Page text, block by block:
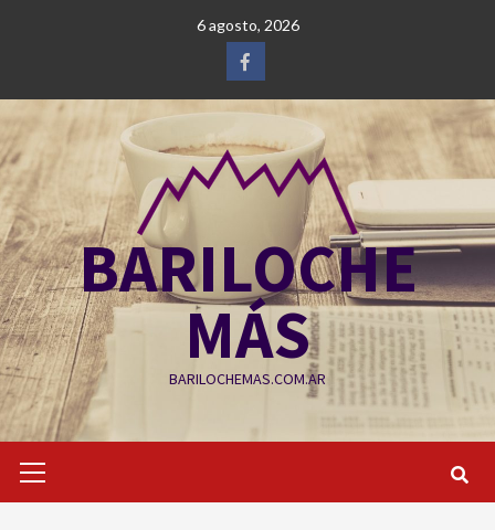
6 agosto, 2026
Facebook
BARILOCHE
MÁS
BARILOCHEMAS.COM.AR
primario